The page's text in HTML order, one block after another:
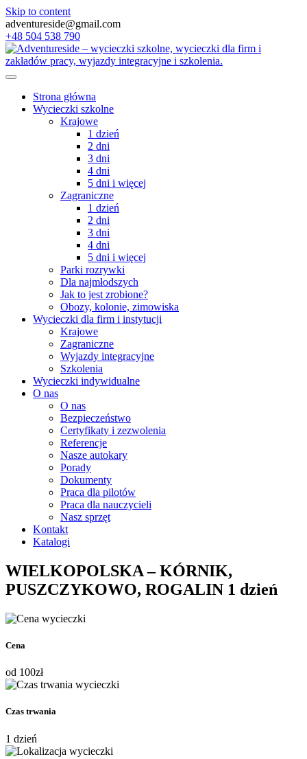
Skip to content
adventureside@gmail.com
+48 504 538 790
Strona główna
Wycieczki szkolne
Krajowe
1 dzień
2 dni
3 dni
4 dni
5 dni i więcej
Zagraniczne
1 dzień
2 dni
3 dni
4 dni
5 dni i więcej
Parki rozrywki
Dla najmłodszych
Jak to jest zrobione?
Obozy, kolonie, zimowiska
Wycieczki dla firm i instytucji
Krajowe
Zagraniczne
Wyjazdy integracyjne
Szkolenia
Wycieczki indywidualne
O nas
O nas
Bezpieczeństwo
Certyfikaty i zezwolenia
Referencje
Nasze autokary
Porady
Dokumenty
Praca dla pilotów
Praca dla nauczycieli
Nasz sprzęt
Kontakt
Katalogi
WIELKOPOLSKA – KÓRNIK,
PUSZCZYKOWO, ROGALIN 1 dzień
Cena
od 100zł
Czas trwania
1 dzień